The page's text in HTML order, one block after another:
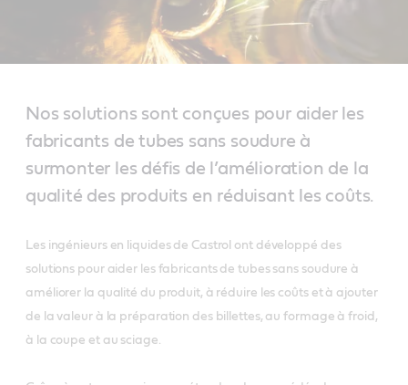
Nos solutions sont conçues pour aider les
fabricants de tubes sans soudure à
surmonter les défis de l’amélioration de la
qualité des produits en réduisant les coûts.
Les ingénieurs en liquides de Castrol ont développé des
solutions pour aider les fabricants de tubes sans soudure à
améliorer la qualité du produit, à réduire les coûts et à ajouter
de la valeur à la préparation des billettes, au formage à froid,
à la coupe et au sciage.